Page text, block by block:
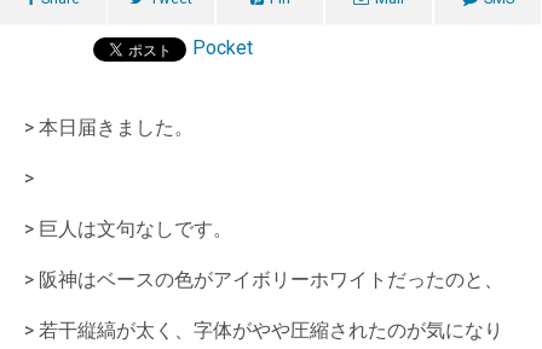
Pocket
> 本日届きました。
>
> 巨人は文句なしです。
> 阪神はベースの色がアイボリーホワイトだったのと、
> 若干縦縞が太く、字体がやや圧縮されたのが気になり